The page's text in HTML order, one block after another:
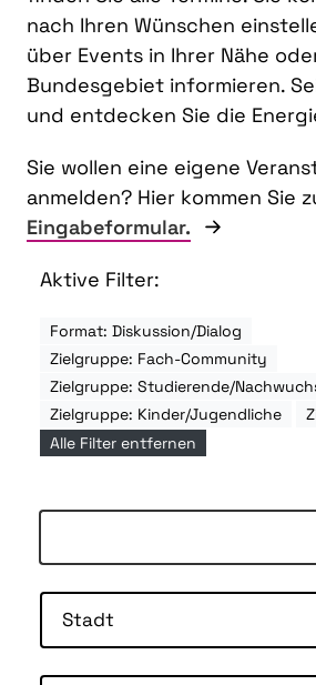
nach Ihren Wünschen
über Events in Ihrer Nähe
Bundesgebiet informieren.
und entdecken Sie die
Sie wollen eine eigene
anmelden? Hier kommen Sie
Eingabeformular.
Aktive Filter:
Format: Diskussion/Dialog
Zielgruppe: Fach-Community
Zielgruppe: Studierende/
Zielgruppe: Kinder/Jugendliche
Alle Filter entfernen
Stadt